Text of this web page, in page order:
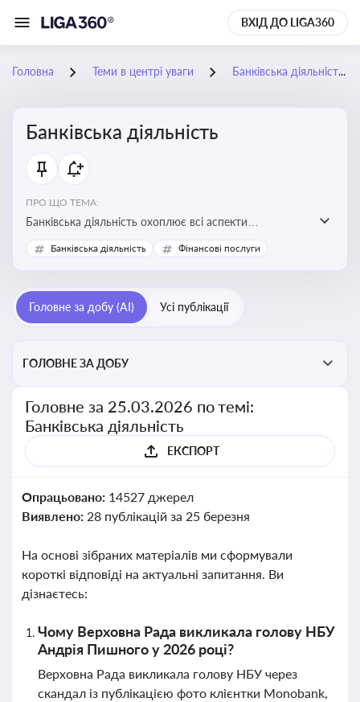
ВХІД ДО LIGA360
Головна Теми в центрі уваги Банківська діяльність
Банківська діяльність
ПРО ЩО ТЕМА:
Банківська діяльність охоплює всі аспекти
регулювання, нагляду та ліцензування банківських
установ
Банківська діяльність Фінансові послуги
Головне за добу (AI) Усі публікації
ГОЛОВНЕ ЗА ДОБУ
Головне за 25.03.2026 по темі:
Банківська діяльність
ЕКСПОРТ
Опрацьовано: 14527 джерел
Виявлено: 28 публікацій за 25 березня
На основі зібраних матеріалів ми сформували
короткі відповіді на актуальні запитання. Ви
дізнаєтесь:
Чому Верховна Рада викликала голову НБУ
Андрія Пишного у 2026 році?
Верховна Рада викликала голову НБУ через
скандал із публікацією фото клієнтки Monobank,